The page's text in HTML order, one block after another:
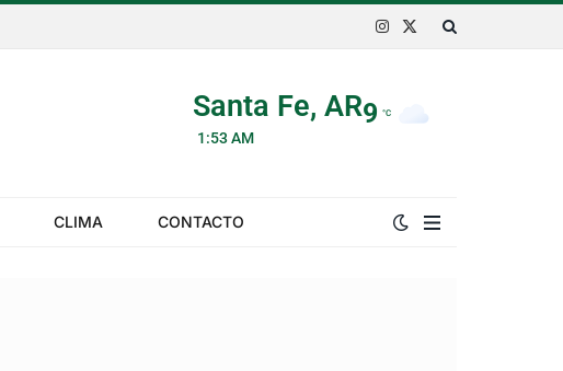
Instagram
X
Santa Fe, AR
1:53 AM
9 °C
CLIMA CONTACTO